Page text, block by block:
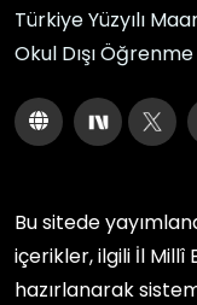
Türkiye Yüzyılı
Okul Dışı
Bu sitede
içerikler, ilgili İl Millî
hazırlanarak